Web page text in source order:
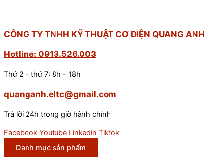
CÔNG TY TNHH KỸ THUẬT CƠ ĐIỆN QUANG ANH
Hotline: 0913.526.003
Thứ 2 - thứ 7: 8h - 18h
quanganh.eltc@gmail.com
Trả lời 24h trong giờ hành chính
Facebook Youtube Linkedin Tiktok
Danh mục sản phẩm